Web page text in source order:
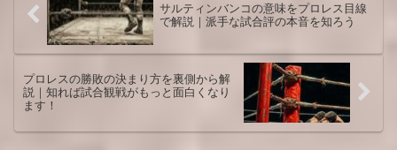
サルティンバンコの意味をプロレス目線
で解説｜派手な試合評の本音を知ろう
プロレスの勝敗の決まり方を裏側から解
説｜知れば試合観戦がもっと面白くなり
ます！